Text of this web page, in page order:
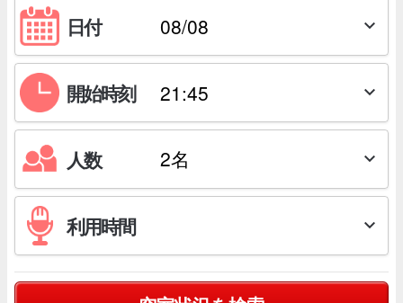
日付 
開始時刻 
人数 
利用時間 